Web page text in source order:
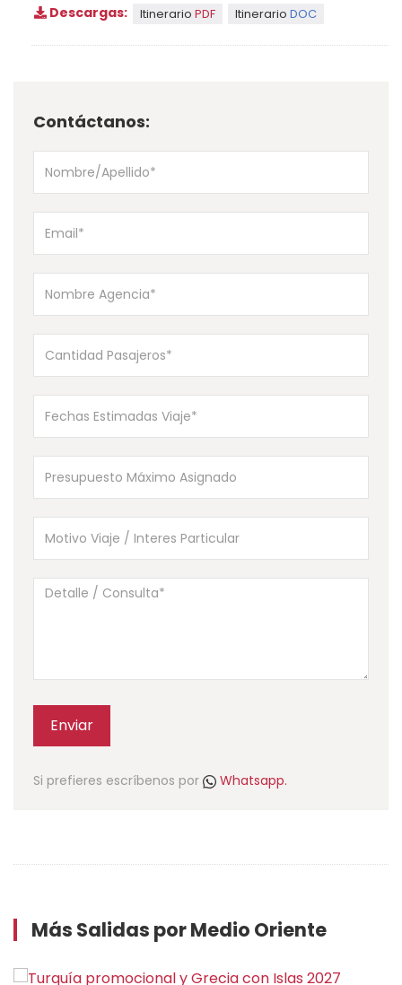
Descargas: Itinerario PDF Itinerario DOC
Contáctanos:
Enviar
Si prefieres escríbenos por Whatsapp.
Más Salidas por Medio Oriente